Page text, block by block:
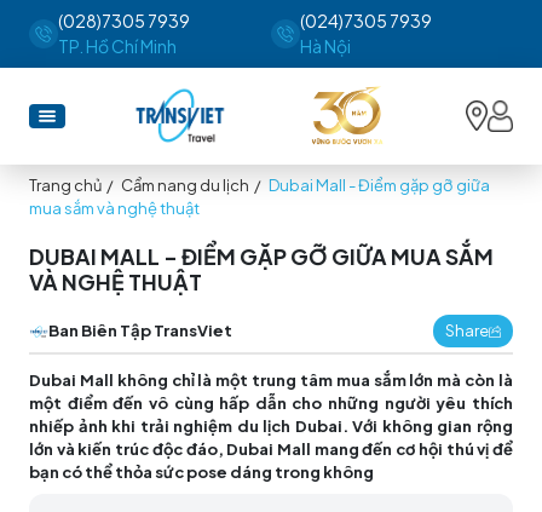
(028)7305 7939
TP. Hồ Chí Minh
(024)7305 7939
Hà Nội
Trang chủ / Cẩm nang du lịch / Dubai Mall - Điểm gặp gỡ giữa
mua sắm và nghệ thuật
DUBAI MALL - ĐIỂM GẶP GỠ GIỮA MUA SẮM
VÀ NGHỆ THUẬT
Ban Biên Tập TransViet Share
Dubai Mall không chỉ là một trung tâm mua sắm lớn mà còn là
một điểm đến vô cùng hấp dẫn cho những người yêu thích
nhiếp ảnh khi trải nghiệm du lịch Dubai. Với không gian rộng
lớn và kiến trúc độc đáo, Dubai Mall mang đến cơ hội thú vị để
bạn có thể thỏa sức pose dáng trong không